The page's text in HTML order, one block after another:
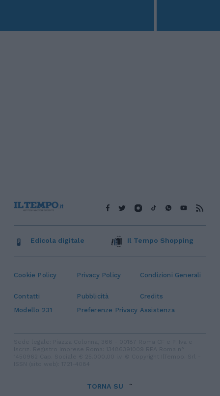
Cookie Policy Privacy Policy Condizioni Generali
Contatti Pubblicità
Credits
Modello 231
Preferenze Privacy Assistenza
Edicola digitale Il Tempo Shopping
TORNA SU